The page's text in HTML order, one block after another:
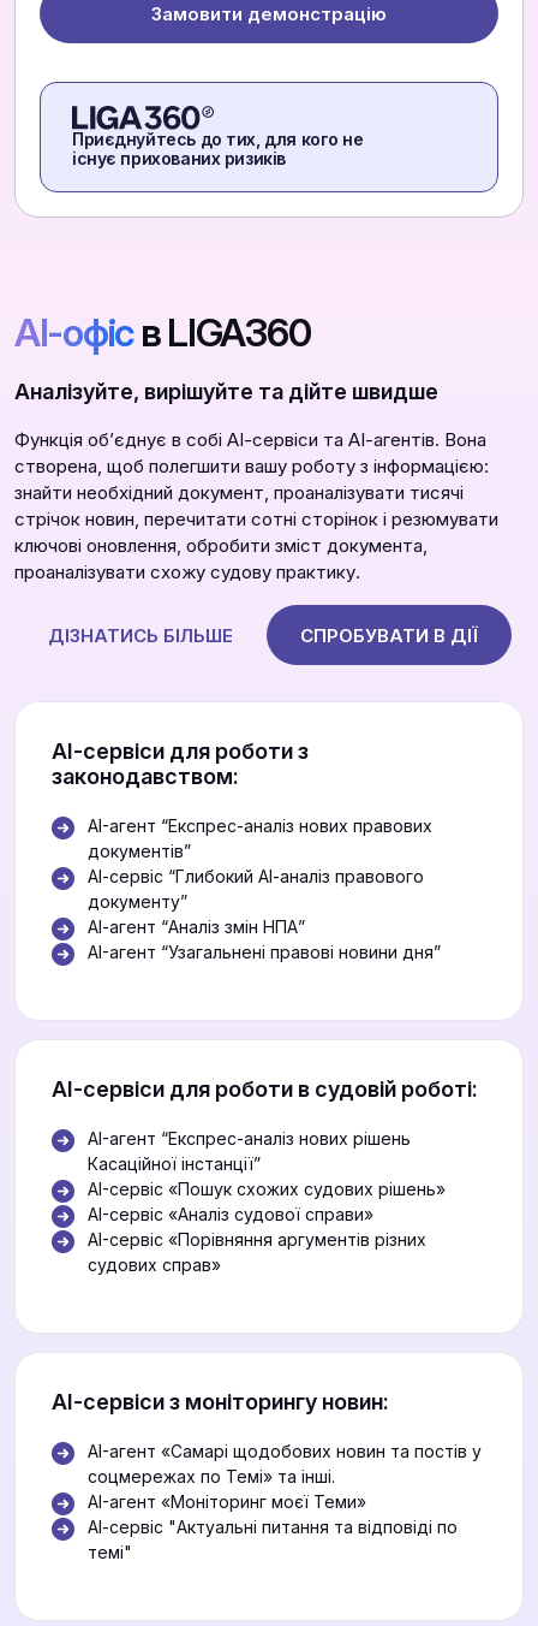
Замовити демонстрацію
Приєднуйтесь до тих, для кого не
існує прихованих ризиків
АІ-офісв LIGA360
Аналізуйте, вирішуйте та дійте швидше
Функція обʼєднує в собі АІ-сервіси та АІ-агентів. Вона
створена, щоб полегшити вашу роботу з інформацією:
знайти необхідний документ, проаналізувати тисячі
стрічок новин, перечитати сотні сторінок і резюмувати
ключові оновлення, обробити зміст документа,
проаналізувати схожу судову практику.
ДІЗНАТИСЬ БІЛЬШЕ СПРОБУВАТИ В ДІЇ
АІ-сервіси для роботи з
законодавством:
AI-агент “Експрес-аналіз нових правових
документів”
АІ-сервіс “Глибокий АІ-аналіз правового
документу”
АІ-агент “Аналіз змін НПА”
AI-агент “Узагальнені правові новини дня”
АІ-сервіси для роботи в судовій роботі:
AI-агент “Експрес-аналіз нових рішень
Касаційної інстанції”
AI-сервіс «Пошук схожих судових рішень»
AI-сервіс «Аналіз судової справи»
AI-сервіс «Порівняння аргументів різних
судових справ»
АІ-сервіси з моніторингу новин:
AI-агент «Самарі щодобових новин та постів у
соцмережах по Темі» та інші.
AI-агент «Моніторинг моєї Теми»
АІ-сервіс "Актуальні питання та відповіді по
темі"